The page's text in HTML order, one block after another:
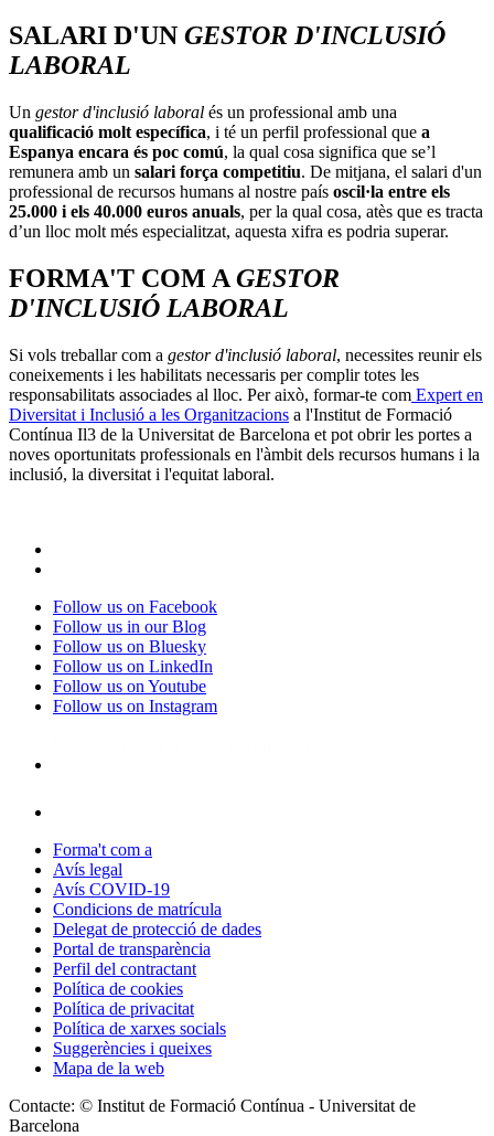
SALARI D'UN GESTOR D'INCLUSIÓ
LABORAL
Un gestor d'inclusió laboral és un professional amb una
qualificació molt específica, i té un perfil professional que a
Espanya encara és poc comú, la qual cosa significa que se’l
remunera amb un salari força competitiu. De mitjana, el salari d'un
professional de recursos humans al nostre país oscil·la entre els
25.000 i els 40.000 euros anuals, per la qual cosa, atès que es tracta
d’un lloc molt més especialitzat, aquesta xifra es podria superar.
FORMA'T COM A GESTOR
D'INCLUSIÓ LABORAL
Si vols treballar com a gestor d'inclusió laboral, necessites reunir els
coneixements i les habilitats necessaris per complir totes les
responsabilitats associades al lloc. Per això, formar-te com Expert en
Diversitat i Inclusió a les Organitzacions a l'Institut de Formació
Contínua Il3 de la Universitat de Barcelona et pot obrir les portes a
noves oportunitats professionals en l'àmbit dels recursos humans i la
inclusió, la diversitat i l'equitat laboral.
Follow us on Facebook
Follow us in our Blog
Follow us on Bluesky
Follow us on LinkedIn
Follow us on Youtube
Follow us on Instagram
Forma't com a
Avís legal
Avís COVID-19
Condicions de matrícula
Delegat de protecció de dades
Portal de transparència
Perfil del contractant
Política de cookies
Política de privacitat
Política de xarxes socials
Suggerències i queixes
Mapa de la web
Contacte: © Institut de Formació Contínua - Universitat de
Barcelona